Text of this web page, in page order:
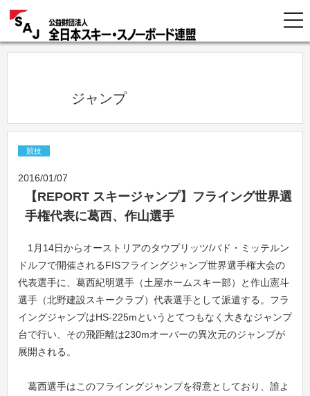
            ジャンプ
競技
2016/01/07
【REPORT スキージャンプ】フライング世界選
手権代表に葛西、作山選手
1月14日からオーストリアのタウプリッツ/バド・ミッテルン
ドルフで開催されるFISフライングジャンプ世界選手権大会の
代表選手に、葛西紀明選手（土屋ホームスキー部）と作山憲斗
選手（北野建設スキークラブ）代表選手として派遣する。フラ
イングジャンプはHS-225mというとてつもなく大きなジャンプ
台で行い、その飛距離は230mオーバーの異次元のジャンプが
展開される。
葛西選手はこのフライングジャンプを得意としており、誰よ